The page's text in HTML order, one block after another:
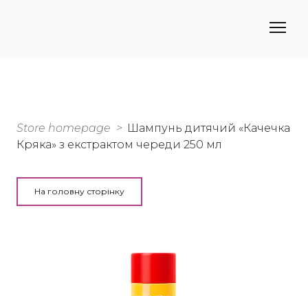
Store homepage
Шампунь дитячий «Качечка
Кряка» з екстрактом череди 250 мл
На головну сторінку